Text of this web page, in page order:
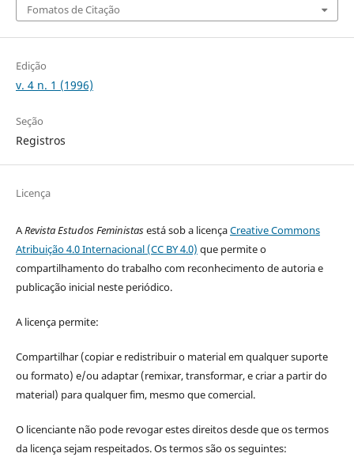
Fomatos de Citação
Edição
v. 4 n. 1 (1996)
Seção
Registros
Licença
ARevista Estudos Feministasestá sob a licençaCreative Commons
Atribuição 4.0 Internacional (CC BY 4.0) que permite o
compartilhamento do trabalho com reconhecimento de autoria e
publicação inicial neste periódico.
A licença permite:
Compartilhar (copiar e redistribuir o material em qualquer suporte
ou formato) e/ou adaptar (remixar, transformar, e criar a partir do
material) para qualquer fim, mesmo que comercial.
O licenciante não pode revogar estes direitos desde que os termos
da licença sejam respeitados. Os termos são os seguintes: